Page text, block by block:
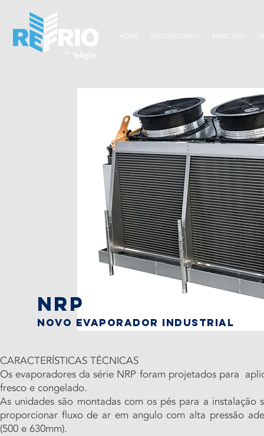
NRP
Novo Evaporador Industrial
CARACTERÍSTICAS TÉCNICAS
Os evaporadores da série NRP foram projetados para
fresco e congelado.
As unidades são montadas com os pés para a
proporcionar fluxo de ar em angulo com alta pressão
(500 e 630mm).